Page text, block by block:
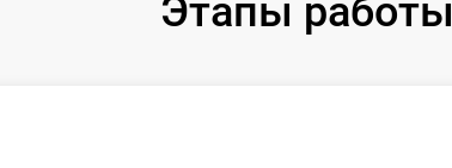
Этапы работы